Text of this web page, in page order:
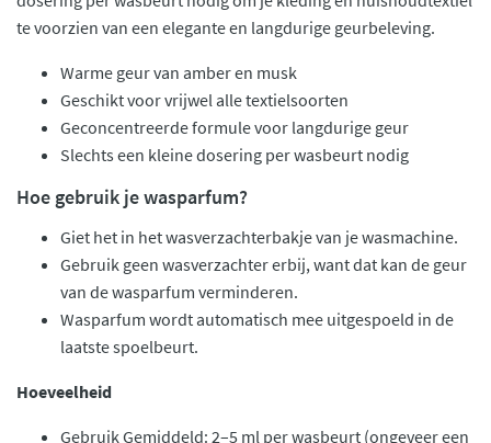
te voorzien van een elegante en langdurige geurbeleving.
Warme geur van amber en musk
Geschikt voor vrijwel alle textielsoorten
Geconcentreerde formule voor langdurige geur
Slechts een kleine dosering per wasbeurt nodig
Hoe gebruik je wasparfum?
Giet het in het wasverzachterbakje van je wasmachine.
Gebruik geen wasverzachter erbij, want dat kan de geur
van de wasparfum verminderen.
Wasparfum wordt automatisch mee uitgespoeld in de
laatste spoelbeurt.
Hoeveelheid
Gebruik Gemiddeld: 2–5 ml per wasbeurt (ongeveer een